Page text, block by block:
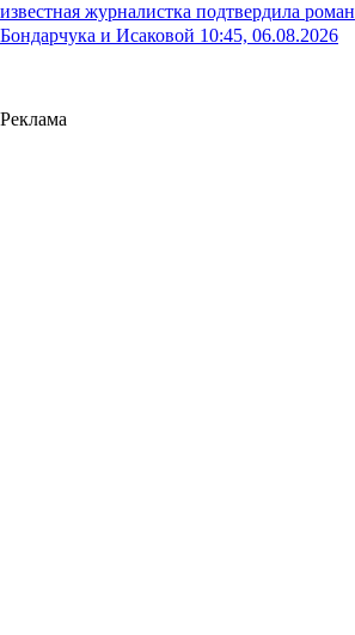
известная журналистка подтвердила роман
Бондарчука и Исаковой 10:45, 06.08.2026
Реклама